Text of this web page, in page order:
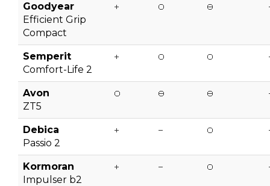
Goodyear
Efficient Grip
Compact
Semperit
Comfort-Life 2
Avon
ZT5
Debica
Passio 2
Kormoran
Impulser b2